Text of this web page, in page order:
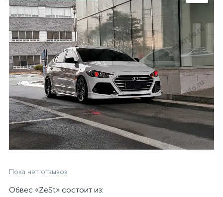
Пока нет отзывов
Обвес «ZeSt» состоит из: